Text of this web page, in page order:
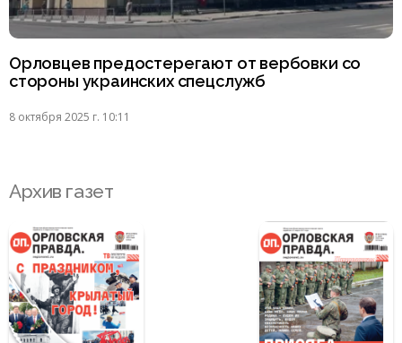
Орловцев предостерегают от вербовки со
стороны украинских спецслужб
8 октября 2025 г. 10:11
Архив газет